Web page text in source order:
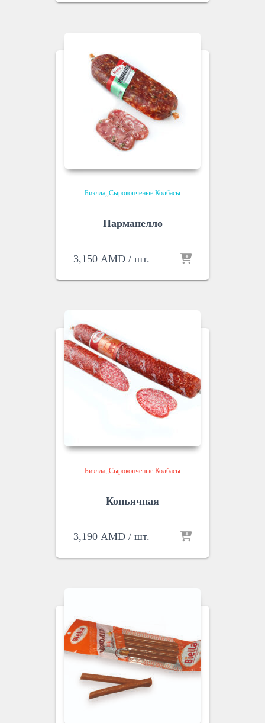
Биэлла ,Сырокопченые Колбасы
Парманелло
3,150 AMD / шт.
Биэлла ,Сырокопченые Колбасы
Коньячная
3,190 AMD / шт.